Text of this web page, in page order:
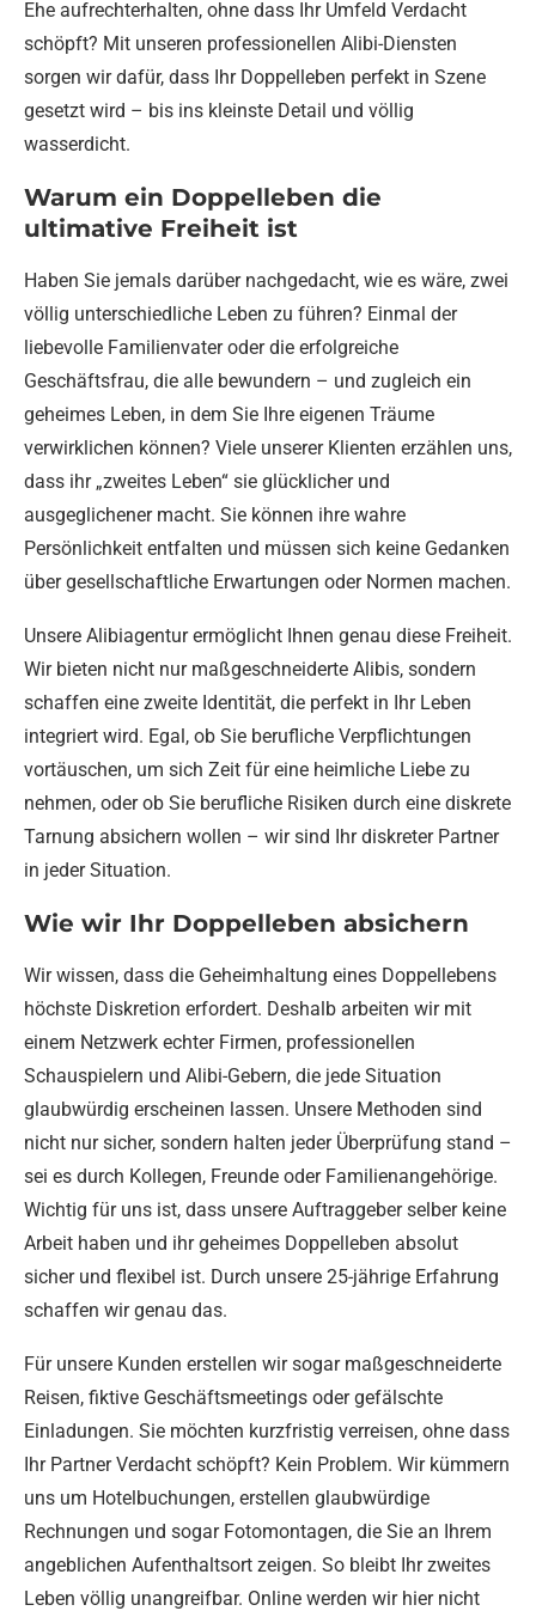
Ehe aufrechterhalten, ohne dass Ihr Umfeld Verdacht
schöpft? Mit unseren professionellen Alibi-Diensten
sorgen wir dafür, dass Ihr Doppelleben perfekt in Szene
gesetzt wird – bis ins kleinste Detail und völlig
wasserdicht.
Warum ein Doppelleben die
ultimative Freiheit ist
Haben Sie jemals darüber nachgedacht, wie es wäre, zwei
völlig unterschiedliche Leben zu führen? Einmal der
liebevolle Familienvater oder die erfolgreiche
Geschäftsfrau, die alle bewundern – und zugleich ein
geheimes Leben, in dem Sie Ihre eigenen Träume
verwirklichen können? Viele unserer Klienten erzählen uns,
dass ihr „zweites Leben“ sie glücklicher und
ausgeglichener macht. Sie können ihre wahre
Persönlichkeit entfalten und müssen sich keine Gedanken
über gesellschaftliche Erwartungen oder Normen machen.
Unsere Alibiagentur ermöglicht Ihnen genau diese Freiheit.
Wir bieten nicht nur maßgeschneiderte Alibis, sondern
schaffen eine zweite Identität, die perfekt in Ihr Leben
integriert wird. Egal, ob Sie berufliche Verpflichtungen
vortäuschen, um sich Zeit für eine heimliche Liebe zu
nehmen, oder ob Sie berufliche Risiken durch eine diskrete
Tarnung absichern wollen – wir sind Ihr diskreter Partner
in jeder Situation.
Wie wir Ihr Doppelleben absichern
Wir wissen, dass die Geheimhaltung eines Doppellebens
höchste Diskretion erfordert. Deshalb arbeiten wir mit
einem Netzwerk echter Firmen, professionellen
Schauspielern und Alibi-Gebern, die jede Situation
glaubwürdig erscheinen lassen. Unsere Methoden sind
nicht nur sicher, sondern halten jeder Überprüfung stand –
sei es durch Kollegen, Freunde oder Familienangehörige.
Wichtig für uns ist, dass unsere Auftraggeber selber keine
Arbeit haben und ihr geheimes Doppelleben absolut
sicher und flexibel ist. Durch unsere 25-jährige Erfahrung
schaffen wir genau das.
Für unsere Kunden erstellen wir sogar maßgeschneiderte
Reisen, fiktive Geschäftsmeetings oder gefälschte
Einladungen. Sie möchten kurzfristig verreisen, ohne dass
Ihr Partner Verdacht schöpft? Kein Problem. Wir kümmern
uns um Hotelbuchungen, erstellen glaubwürdige
Rechnungen und sogar Fotomontagen, die Sie an Ihrem
angeblichen Aufenthaltsort zeigen. So bleibt Ihr zweites
Leben völlig unangreifbar. Online werden wir hier nicht